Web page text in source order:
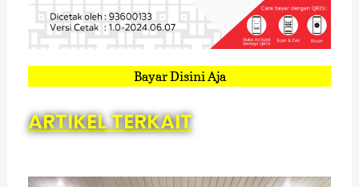
Bayar Disini Aja
ARTIKEL TERKAIT